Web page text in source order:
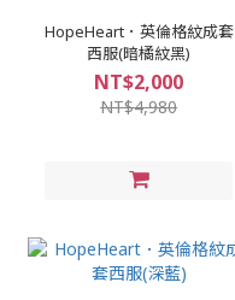
HopeHeart．英倫格紋成套
西服(暗橘紋黑)
NT$2,000
NT$4,980